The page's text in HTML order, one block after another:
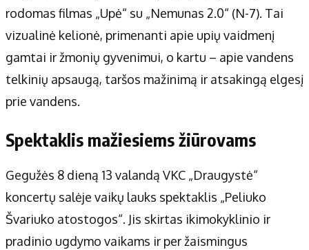
rodomas filmas „Upė“ su „Nemunas 2.0“ (N-7). Tai
vizualinė kelionė, primenanti apie upių vaidmenį
gamtai ir žmonių gyvenimui, o kartu – apie vandens
telkinių apsaugą, taršos mažinimą ir atsakingą elgesį
prie vandens.
Spektaklis mažiesiems žiūrovams
Gegužės 8 dieną 13 valandą VKC „Draugystė“
koncertų salėje vaikų lauks spektaklis „Peliuko
Švariuko atostogos“. Jis skirtas ikimokyklinio ir
pradinio ugdymo vaikams ir per žaismingus